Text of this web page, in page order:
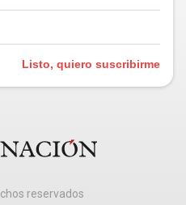
Listo, quiero suscribirme
reservados